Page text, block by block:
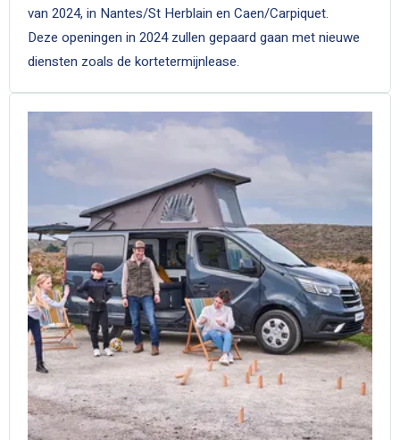
van 2024, in Nantes/St Herblain en Caen/Carpiquet.
Deze openingen in 2024 zullen gepaard gaan met nieuwe
diensten zoals de kortetermijnlease.